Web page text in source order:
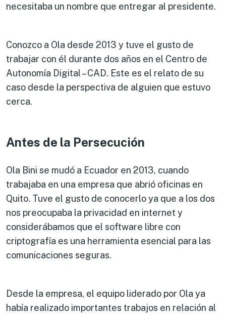
necesitaba un nombre que entregar al presidente.
Conozco a Ola desde 2013 y tuve el gusto de
trabajar con él durante dos años en el Centro de
Autonomía Digital – CAD. Este es el relato de su
caso desde la perspectiva de alguien que estuvo
cerca.
Antes de la Persecución
Ola Bini se mudó a Ecuador en 2013, cuando
trabajaba en una empresa que abrió oficinas en
Quito. Tuve el gusto de conocerlo ya que a los dos
nos preocupaba la privacidad en internet y
considerábamos que el software libre con
criptografía es una herramienta esencial para las
comunicaciones seguras.
Desde la empresa, el equipo liderado por Ola ya
había realizado importantes trabajos en relación al